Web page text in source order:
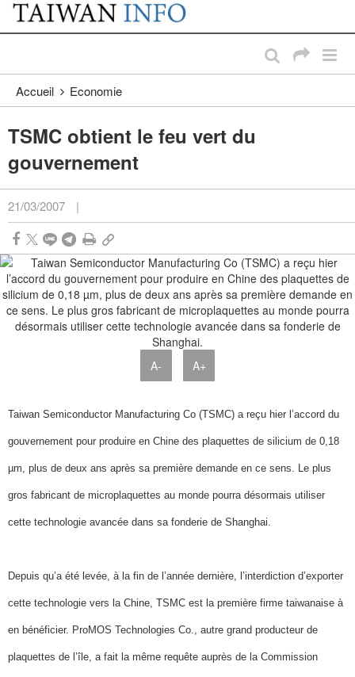
Passer au contenu principal
:::
Accueil Economie
TSMC obtient le feu vert du
gouvernement
21/03/2007 |
A- A+
Taiwan Semiconductor Manufacturing Co (TSMC) a reçu hier l’accord du
gouvernement pour produire en Chine des plaquettes de silicium de 0,18
µm, plus de deux ans après sa première demande en ce sens. Le plus
gros fabricant de microplaquettes au monde pourra désormais utiliser
cette technologie avancée dans sa fonderie de Shanghai.
Depuis qu’a été levée, à la fin de l’année dernière, l’interdiction d’exporter
cette technologie vers la Chine, TSMC est la première firme taiwanaise à
en bénéficier. ProMOS Technologies Co., autre grand producteur de
plaquettes de l’île, a fait la même requête auprès de la Commission